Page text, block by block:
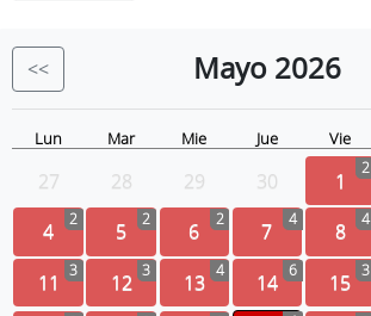
Eventos
<< Mayo 2026
Lun Mar Mie Jue Vie
27 28 29 30 1 2
4 2 5 2 6 2 7 4 8 4
11 3 12 3 13 4 14 6 15 3